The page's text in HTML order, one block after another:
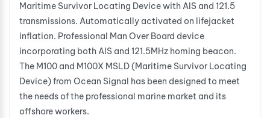
Maritime Survivor Locating Device with AIS and 121.5
transmissions. Automatically activated on lifejacket
inflation. Professional Man Over Board device
incorporating both AIS and 121.5MHz homing beacon.
The M100 and M100X MSLD (Maritime Survivor Locating
Device) from Ocean Signal has been designed to meet
the needs of the professional marine market and its
offshore workers.